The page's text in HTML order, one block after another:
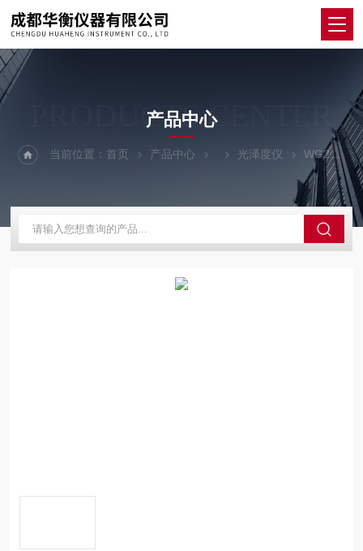
PRODUCTS CENTER
产品中心
当前位置：首页 产品中心 光泽度仪 WG268WG268光泽度仪